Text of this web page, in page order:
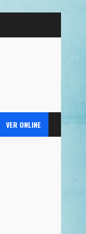
VER ONLINE